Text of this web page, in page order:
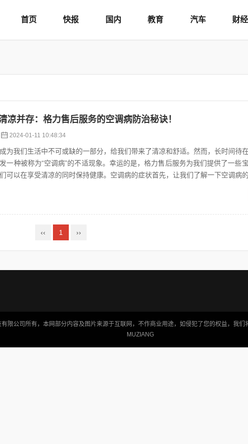
首页 快报 国内 教育 汽车 财经
凉并存：格力售后服务的空调病防治秘诀！
2024-01-11 10:48:34
为我们生活中不可或缺的一部分，给我们带来了清凉和舒适。然而，长时间待
一种被称为“空调病”的不适现象。幸运的是，格力售后服务为我们提供了一些
可以在享受清凉的同时保持健康。空调病的症状首先，让我们了解一下空调病的
‹‹ 1 ››
限公司所有，本网部分内容及图片来源于互联网，不作商业用途，如侵犯了您的权益，我
MUZIANG